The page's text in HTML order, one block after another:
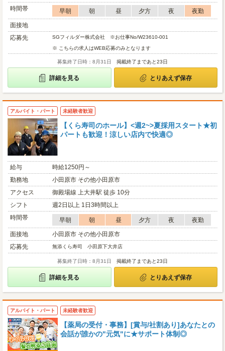
時間帯 早朝 朝 昼 夕方 夜
夜勤
面接地
応募先
SGフィルダー株式会社 ※お仕事No/W23610-001
※ こちらの求人はWEB応募のみとなります
募集終了日時：8月31日 掲載終了まであと23日
詳細を見る とりあえず保存
アルバイト・パート 未経験者歓迎
【くら寿司のホール】<週2~>夏採用スタート★初
パートも歓迎！涼しい店内で快適◎
給与
時給1250円～
勤務地
小田原市 その他小田原市
アクセス
御殿場線 上大井駅 徒歩 10分
シフト
週2日以上 1日3時間以上
時間帯
早朝 朝 昼 夕方 夜
夜勤
面接地
小田原市 その他小田原市
応募先
無添くら寿司 小田原下大井店
募集終了日時：8月31日 掲載終了まであと23日
詳細を見る とりあえず保存
アルバイト・パート 未経験者歓迎
【薬局の受付・事務】[賞与/社割あり]あなたとの
会話が誰かの"元気"に★サポート体制◎